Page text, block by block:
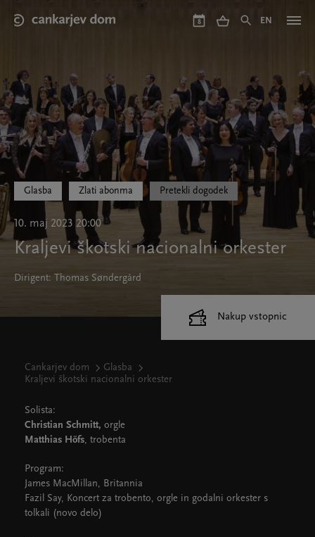
main
8 EN
Glasba Zlati abonma Pretekli dogodek
10. maj 2023 20:00
Kraljevi škotski nacionalni orkester
Dirigent: Thomas Søndergård
Cankarjev dom
Glasba
Kraljevi škotski nacionalni orkester
Solista:
Christian Schmitt, orgle
Matthias Höfs, trobenta
Program:
James MacMillan, Britannia
Fazil Say, Koncert za trobento, orgle in godalni orkester s
tolkali (novo delo)
Nakup vstopnic